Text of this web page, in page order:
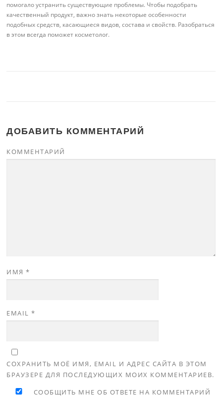
помогало устранить существующие проблемы. Чтобы подобрать
качественный продукт, важно знать некоторые особенности
подобных средств, касающиеся видов, состава и свойств. Разобраться
в этом всегда поможет косметолог.
ДОБАВИТЬ КОММЕНТАРИЙ
КОММЕНТАРИЙ
ИМЯ*
EMAIL*
СОХРАНИТЬ МОЁ ИМЯ, EMAIL И АДРЕС САЙТА В ЭТОМ
БРАУЗЕРЕ ДЛЯ ПОСЛЕДУЮЩИХ МОИХ КОММЕНТАРИЕВ.
СООБЩИТЬ МНЕ ОБ ОТВЕТЕ НА КОММЕНТАРИЙ